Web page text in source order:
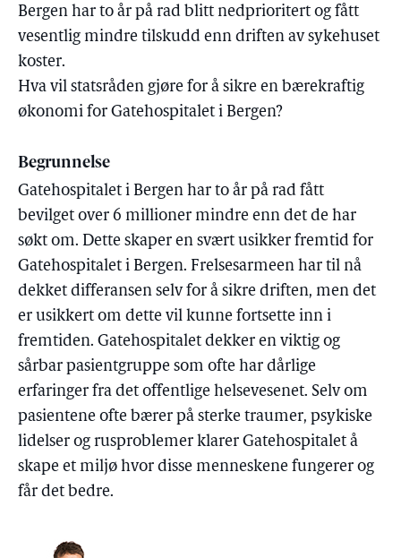
Bergen har to år på rad blitt nedprioritert og fått
vesentlig mindre tilskudd enn driften av sykehuset
koster.
Hva vil statsråden gjøre for å sikre en bærekraftig
økonomi for Gatehospitalet i Bergen?
Begrunnelse
Gatehospitalet i Bergen har to år på rad fått
bevilget over 6 millioner mindre enn det de har
søkt om. Dette skaper en svært usikker fremtid for
Gatehospitalet i Bergen. Frelsesarmeen har til nå
dekket differansen selv for å sikre driften, men det
er usikkert om dette vil kunne fortsette inn i
fremtiden. Gatehospitalet dekker en viktig og
sårbar pasientgruppe som ofte har dårlige
erfaringer fra det offentlige helsevesenet. Selv om
pasientene ofte bærer på sterke traumer, psykiske
lidelser og rusproblemer klarer Gatehospitalet å
skape et miljø hvor disse menneskene fungerer og
får det bedre.